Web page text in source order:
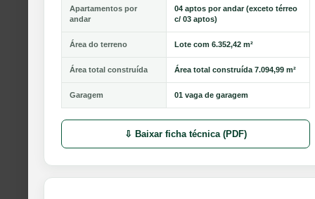
Apartamentos por
andar
04 aptos por andar (exceto térreo
c/ 03 aptos)
Área do terreno Lote com 6.352,42 m²
Área total construída Área total construída 7.094,99 m²
Garagem 01 vaga de garagem
⇩ Baixar ficha técnica (PDF)